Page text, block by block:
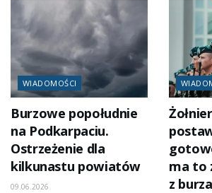
WIADOMOŚCI
Burzowe popołudnie
na Podkarpaciu.
Ostrzeżenie dla
kilkunastu powiatów
09.06.2026
ma to
z